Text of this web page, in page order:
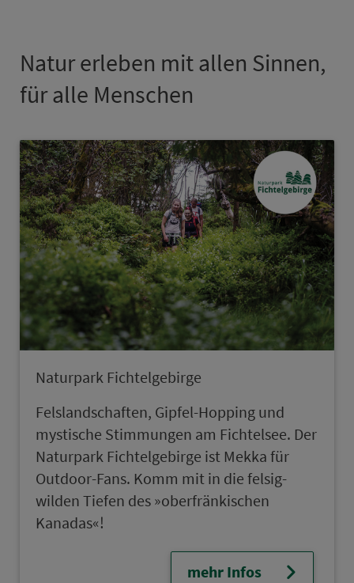
Natur erleben mit allen Sinnen,
für alle Menschen
Naturpark Fich­tel­ge­bir­ge
Felslandschaften, Gipfel-Hopping und
mystische Stimmungen am Fichtelsee. Der
Naturpark Fich­tel­ge­bir­ge ist Mekka für
Outdoor-Fans. Komm mit in die felsig-
wilden Tiefen des »oberfrän­kischen
Kanadas«!
mehr Infos